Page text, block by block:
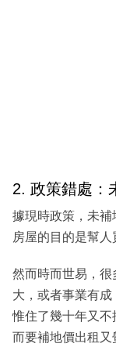
2. 政策錯處：
據現時政策，未
房屋的目的是幫人
然而時而世易，
大，或者事業有成
惟住了幾十年又
而要補地價出租又